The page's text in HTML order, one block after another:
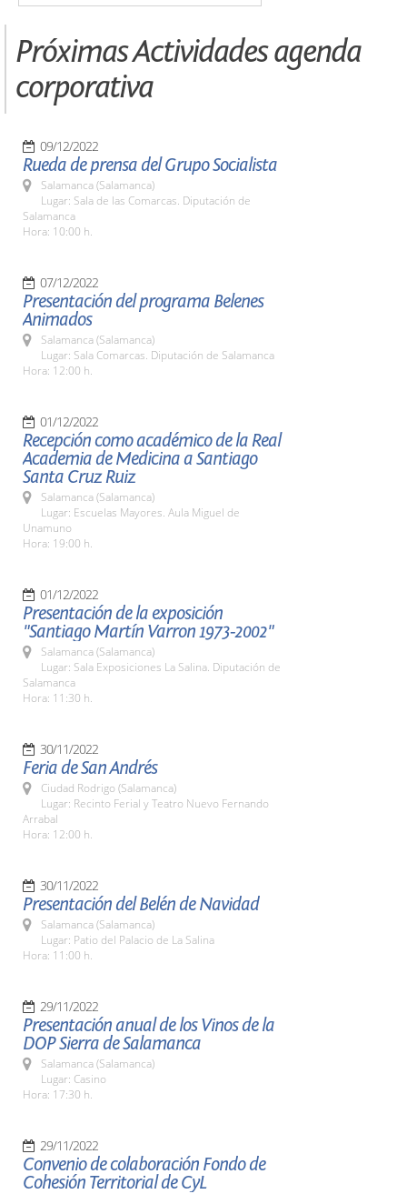
Próximas Actividades agenda
corporativa
09/12/2022
Rueda de prensa del Grupo Socialista
Salamanca (Salamanca)
Lugar: Sala de las Comarcas. Diputación de
Salamanca
Hora: 10:00 h.
07/12/2022
Presentación del programa Belenes
Animados
Salamanca (Salamanca)
Lugar: Sala Comarcas. Diputación de Salamanca
Hora: 12:00 h.
01/12/2022
Recepción como académico de la Real
Academia de Medicina a Santiago
Santa Cruz Ruiz
Salamanca (Salamanca)
Lugar: Escuelas Mayores. Aula Miguel de
Unamuno
Hora: 19:00 h.
01/12/2022
Presentación de la exposición
"Santiago Martín Varron 1973-2002"
Salamanca (Salamanca)
Lugar: Sala Exposiciones La Salina. Diputación de
Salamanca
Hora: 11:30 h.
30/11/2022
Feria de San Andrés
Ciudad Rodrigo (Salamanca)
Lugar: Recinto Ferial y Teatro Nuevo Fernando
Arrabal
Hora: 12:00 h.
30/11/2022
Presentación del Belén de Navidad
Salamanca (Salamanca)
Lugar: Patio del Palacio de La Salina
Hora: 11:00 h.
29/11/2022
Presentación anual de los Vinos de la
DOP Sierra de Salamanca
Salamanca (Salamanca)
Lugar: Casino
Hora: 17:30 h.
29/11/2022
Convenio de colaboración Fondo de
Cohesión Territorial de CyL